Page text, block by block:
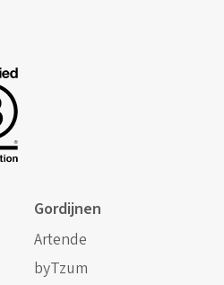
Gordijnen
Artende
byTzum